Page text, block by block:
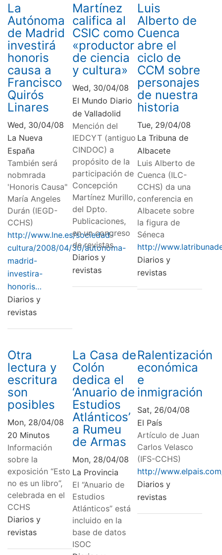
La
Autónoma
de Madrid
investirá
honoris
causa a
Francisco
Quirós
Linares
Wed, 30/04/08
La Nueva
España
También será
nobmrada
'Honoris Causa"
María Angeles
Durán (IEGD-
CCHS)
http://www.lne.es/sociedad-
cultura/2008/04/30/autonoma-
madrid-
investira-
honoris…
Diarios y
revistas
Martínez
califica al
CSIC como
«productor
de ciencia
y cultura»
Wed, 30/04/08
El Mundo Diario
de Valladolid
Mención del
IEDCYT (antiguo
CINDOC) a
propósito de la
participación de
Concepción
Martínez Murillo,
del Dpto.
Publicaciones,
en un congreso
de revistas
Diarios y
revistas
Luis
Alberto de
Cuenca
abre el
ciclo de
CCM sobre
personajes
de nuestra
historia
Tue, 29/04/08
La Tribuna de
Albacete
Luis Alberto de
Cuenca (ILC-
CCHS) da una
conferencia en
Albacete sobre
la figura de
Séneca
http://
Diarios y
revistas
Otra
lectura y
escritura
son
posibles
Mon, 28/04/08
20 Minutos
Información
sobre la
exposición “Esto
no es un libro”,
celebrada en el
CCHS
Diarios y
revistas
La Casa de
Colón
dedica el
‘Anuario de
Estudios
Atlánticos’
a Rumeu
de Armas
Mon, 28/04/08
La Provincia
El “Anuario de
Estudios
Atlánticos” está
incluido en la
base de datos
ISOC
Ralentización
económica
e
inmigración
Sat, 26/04/08
El País
Artículo de Juan
Carlos Velasco
(IFS-CCHS)
http://
Diarios y
revistas